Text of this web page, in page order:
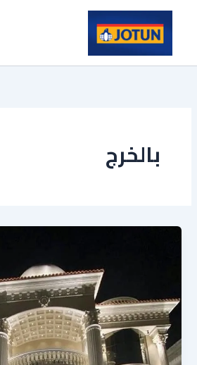
المحتوى
بالخرج